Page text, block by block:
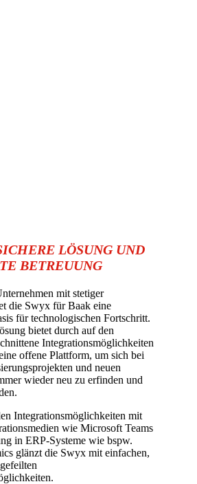
LÖSUNG UND
BETREUUNG
mit stetiger
die Swyx für Baak eine
für technologischen Fortschritt.
bietet durch auf den
Integrationsmöglichkeiten
offene Plattform, um sich bei
und neuen
wieder neu zu erfinden und
Integrationsmöglichkeiten mit
wie Microsoft Teams
in ERP-Systeme wie bspw.
glänzt die Swyx mit einfachen,